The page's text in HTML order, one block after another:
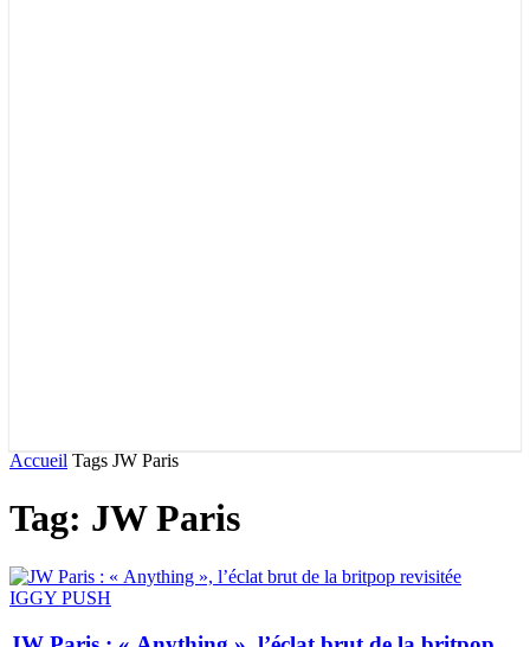
Accueil Tags JW Paris
Tag: JW Paris
IGGY PUSH